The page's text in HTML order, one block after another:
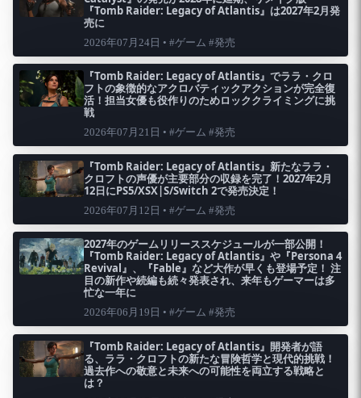
『Tomb Raider: Legacy of Atlantis』は2027年2月発
売に
2026年07月24日 • #ゲーム #発売
『Tomb Raider: Legacy of Atlantis』でララ・クロ
フトの象徴的なアクロバティックアクションが完全復
活！担当女優も役作りのためロッククライミングに挑
戦
2026年07月21日 • #ゲーム #発売
『Tomb Raider: Legacy of Atlantis』新たなララ・
クロフトの声優が主要部分の収録を完了！2027年2月
12日にPS5/XSX|S/Switch 2で発売決定！
2026年07月12日 • #ゲーム #発売
2027年のゲームリリーススケジュールが一部公開！
『Tomb Raider: Legacy of Atlantis』や『Persona 4
Revival』、『Fable』など大作が早くも登場予定！ 注
目の新作や続編も続々発表され、来年もゲーマーは多
忙な一年に
2026年06月19日 • #ゲーム #発売
『Tomb Raider: Legacy of Atlantis』開発者が語
る、ララ・クロフトの新たな冒険哲学と現代的挑戦！
過去作への敬意と未来への可能性を両立する戦略と
は？